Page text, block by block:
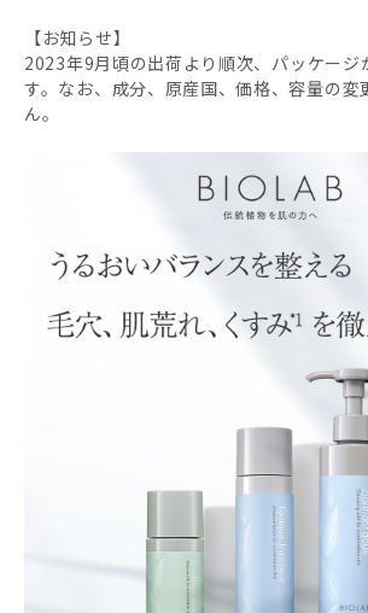
【お知らせ】
2023年9月頃の出荷より順次、パッケージ
す。なお、成分、原産国、価格、容量の変
ん。